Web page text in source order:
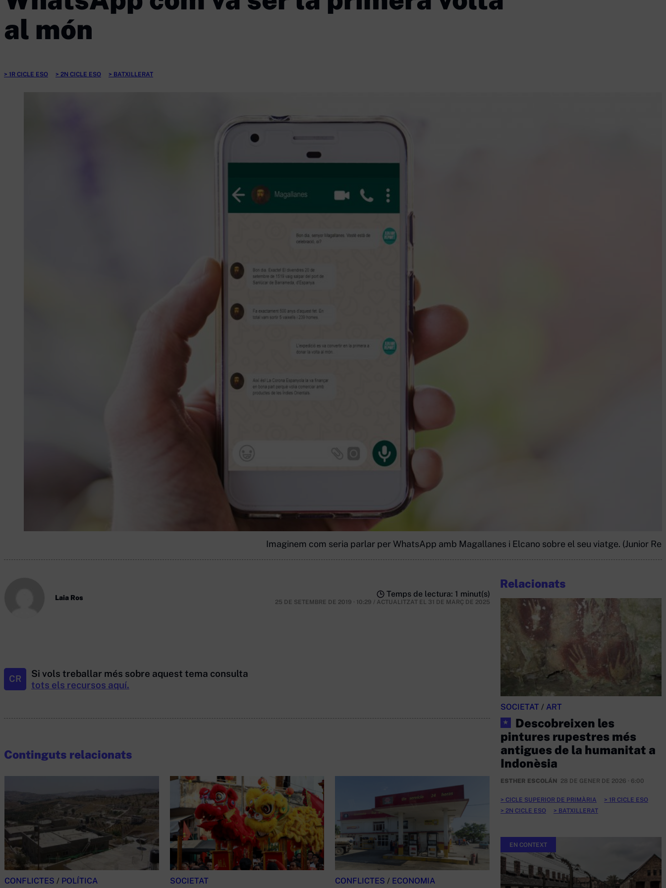
al món
1R CICLE ESO 2N CICLE ESO BATXILLERAT
Imaginem com seria parlar per WhatsApp amb Magallanes i Elcano sobre el seu viatge. (Junior
Laia Ros Temps de lectura: 1 minut(s)
25 DE SETEMBRE DE 2019 · 10:29 / ACTUALITZAT EL 31 DE MARÇ DE 2025
CR
Si vols treballar més sobre aquest tema consulta
tots els recursos aquí.
Continguts relacionats
CONFLICTES / POLÍTICA SOCIETAT CONFLICTES / ECONOMIA
Relacionats
SOCIETAT / ART
★
Descobreixen les
pintures rupestres més
antigues de la humanitat a
Indonèsia
ESTHER ESCOLÁN 28 DE GENER DE 2026 · 6:00
CICLE SUPERIOR DE PRIMÀRIA
1R CICLE ESO
2N CICLE ESO
BATXILLERAT
EN CONTEXT